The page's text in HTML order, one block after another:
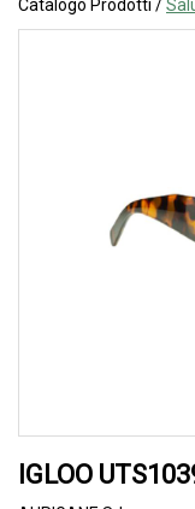
Catalogo Prodotti /
IGLOO